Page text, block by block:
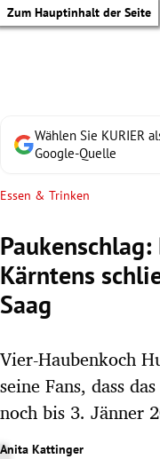
Zum Hauptinhalt der Seite
Untermenü
Wählen Sie KURIER
Google-Quelle
Essen & Trinken
Kärntens
Saag
Vier-Haubenkoch
seine Fans, dass
noch bis 3. Jänner
Anita Kattinger